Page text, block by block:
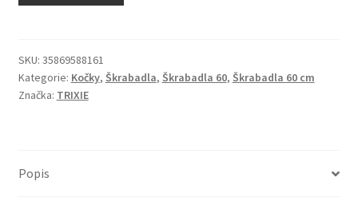
Odpočívadla pro kočky
Pamlsky pro kočky
SKU: 35869588161
Kategorie: Kočky, Škrabadla, Škrabadla 60, Škrabadla 60 cm
Značka: TRIXIE
Popis